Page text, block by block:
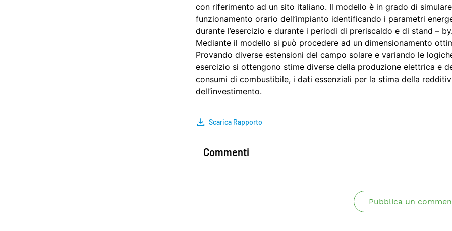
con riferimento ad un sito italiano. Il modello è in grado di
funzionamento orario dell’impianto identificando i parametri
durante l’esercizio e durante i periodi di preriscaldo e di stand – by.
Mediante il modello si può procedere ad un dimensionamento
Provando diverse estensioni del campo solare e variando le
esercizio si ottengono stime diverse della produzione elettrica e
consumi di combustibile, i dati essenziali per la stima della
dell’investimento.
Scarica Rapporto
Commenti
Pubblica un